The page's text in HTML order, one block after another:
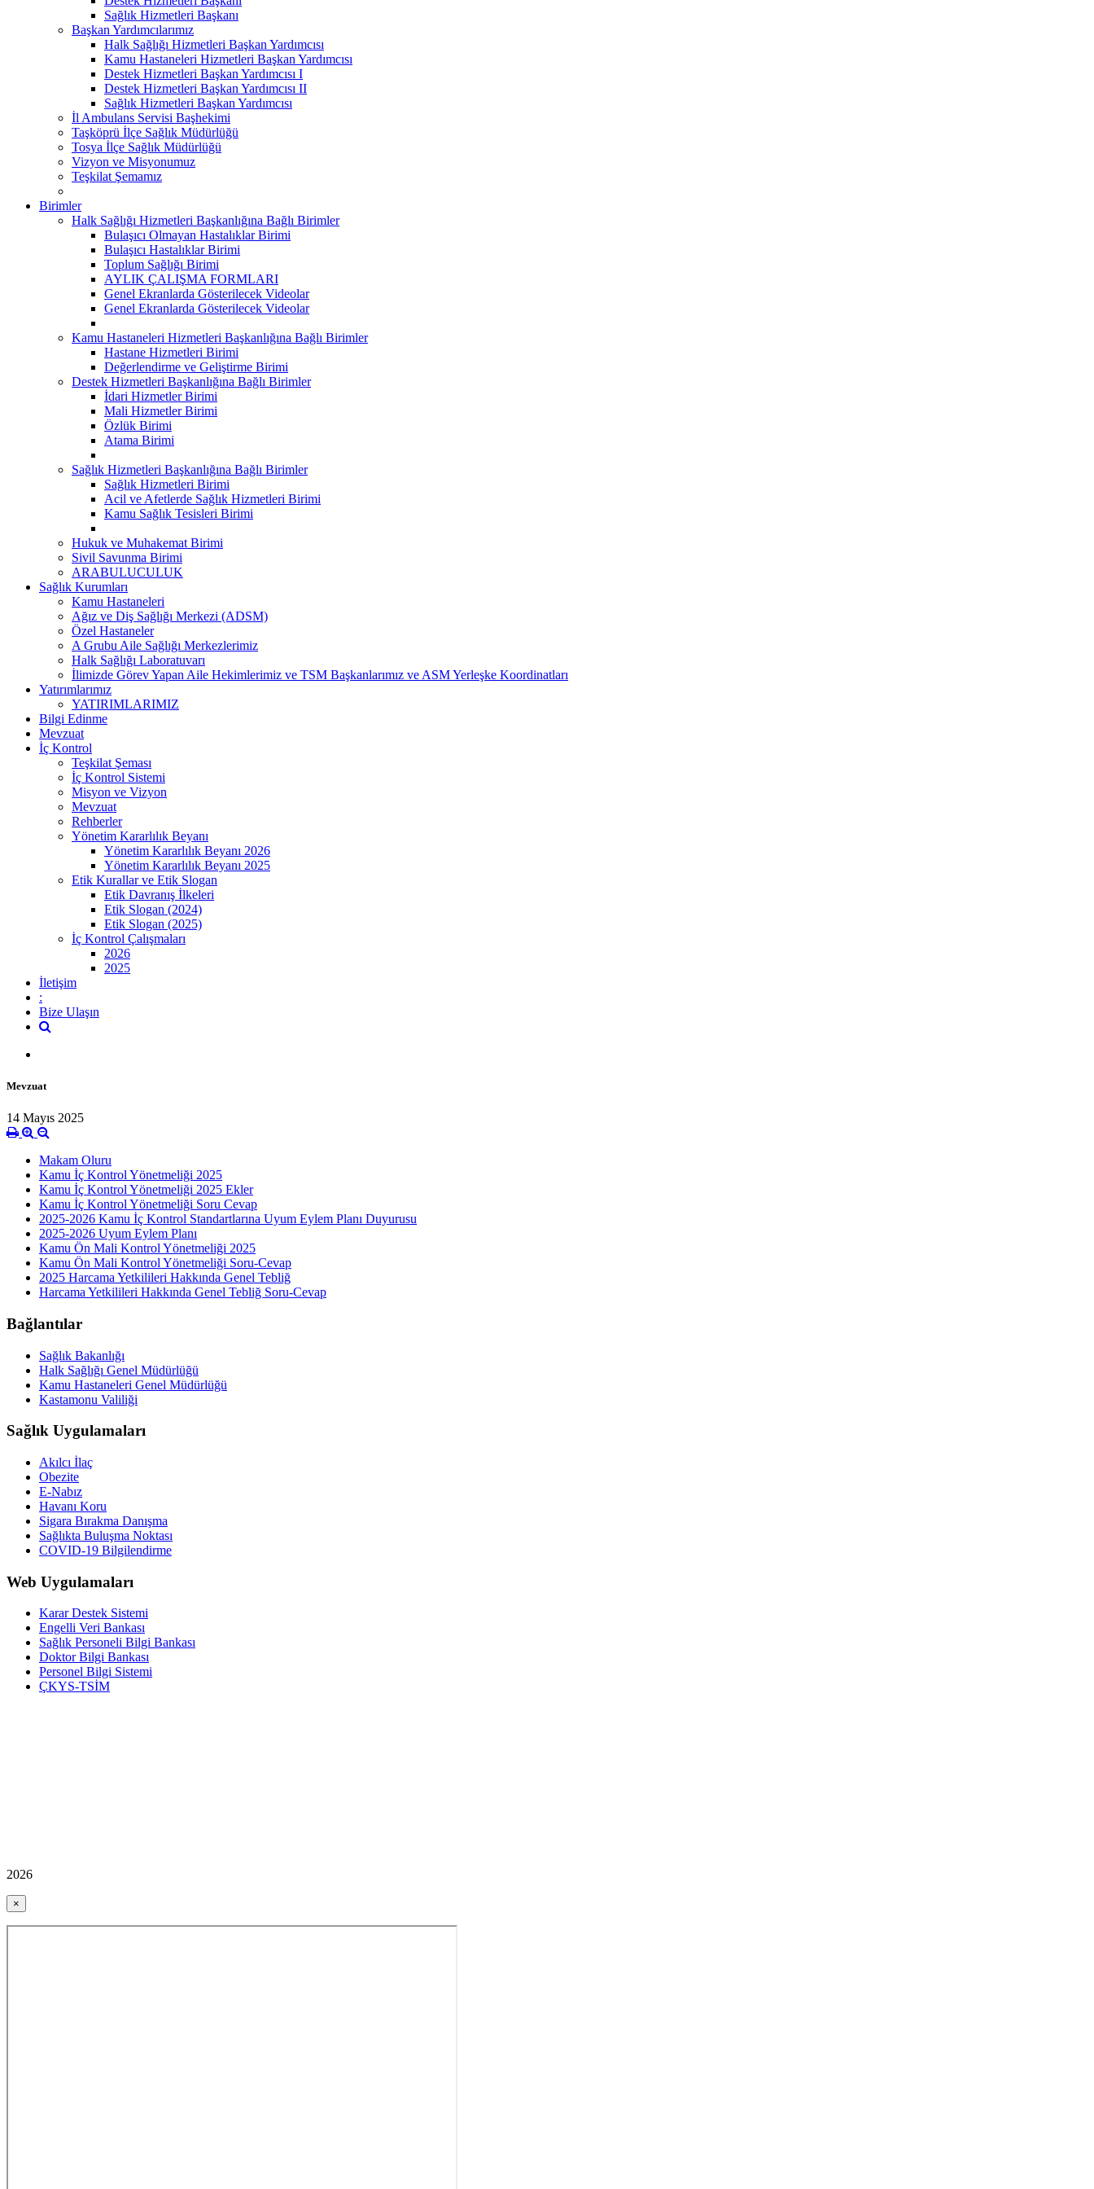
Sağlık Hizmetleri Başkanı
Başkan Yardımcılarımız
Halk Sağlığı Hizmetleri Başkan Yardımcısı
Kamu Hastaneleri Hizmetleri Başkan Yardımcısı
Destek Hizmetleri Başkan Yardımcısı I
Destek Hizmetleri Başkan Yardımcısı II
Sağlık Hizmetleri Başkan Yardımcısı
İl Ambulans Servisi Başhekimi
Taşköprü İlçe Sağlık Müdürlüğü
Tosya İlçe Sağlık Müdürlüğü
Vizyon ve Misyonumuz
Teşkilat Şemamız
Birimler
Halk Sağlığı Hizmetleri Başkanlığına Bağlı Birimler
Bulaşıcı Olmayan Hastalıklar Birimi
Bulaşıcı Hastalıklar Birimi
Toplum Sağlığı Birimi
AYLIK ÇALIŞMA FORMLARI
Genel Ekranlarda Gösterilecek Videolar
Genel Ekranlarda Gösterilecek Videolar
Kamu Hastaneleri Hizmetleri Başkanlığına Bağlı Birimler
Hastane Hizmetleri Birimi
Değerlendirme ve Geliştirme Birimi
Destek Hizmetleri Başkanlığına Bağlı Birimler
İdari Hizmetler Birimi
Mali Hizmetler Birimi
Özlük Birimi
Atama Birimi
Sağlık Hizmetleri Başkanlığına Bağlı Birimler
Sağlık Hizmetleri Birimi
Acil ve Afetlerde Sağlık Hizmetleri Birimi
Kamu Sağlık Tesisleri Birimi
Hukuk ve Muhakemat Birimi
Sivil Savunma Birimi
ARABULUCULUK
Sağlık Kurumları
Kamu Hastaneleri
Ağız ve Diş Sağlığı Merkezi (ADSM)
Özel Hastaneler
A Grubu Aile Sağlığı Merkezlerimiz
Halk Sağlığı Laboratuvarı
İlimizde Görev Yapan Aile Hekimlerimiz ve TSM Başkanlarımız ve ASM Yerleşke Koordinatları
Yatırımlarımız
YATIRIMLARIMIZ
Bilgi Edinme
Mevzuat
İç Kontrol
Teşkilat Şeması
İç Kontrol Sistemi
Misyon ve Vizyon
Mevzuat
Rehberler
Yönetim Kararlılık Beyanı
Yönetim Kararlılık Beyanı 2026
Yönetim Kararlılık Beyanı 2025
Etik Kurallar ve Etik Slogan
Etik Davranış İlkeleri
Etik Slogan (2024)
Etik Slogan (2025)
İç Kontrol Çalışmaları
2026
2025
İletişim
:
Bize Ulaşın
Mevzuat
14 Mayıs 2025
Makam Oluru
Kamu İç Kontrol Yönetmeliği 2025
Kamu İç Kontrol Yönetmeliği 2025 Ekler
Kamu İç Kontrol Yönetmeliği Soru Cevap
2025-2026 Kamu İç Kontrol Standartlarına Uyum Eylem Planı Duyurusu
2025-2026 Uyum Eylem Planı
Kamu Ön Mali Kontrol Yönetmeliği 2025
Kamu Ön Mali Kontrol Yönetmeliği Soru-Cevap
2025 Harcama Yetkilileri Hakkında Genel Tebliğ
Harcama Yetkilileri Hakkında Genel Tebliğ Soru-Cevap
Bağlantılar
Sağlık Bakanlığı
Halk Sağlığı Genel Müdürlüğü
Kamu Hastaneleri Genel Müdürlüğü
Kastamonu Valiliği
Sağlık Uygulamaları
Akılcı İlaç
Obezite
E-Nabız
Havanı Koru
Sigara Bırakma Danışma
Sağlıkta Buluşma Noktası
COVID-19 Bilgilendirme
Web Uygulamaları
Karar Destek Sistemi
Engelli Veri Bankası
Sağlık Personeli Bilgi Bankası
Doktor Bilgi Bankası
Personel Bilgi Sistemi
ÇKYS-TSİM
2026
×